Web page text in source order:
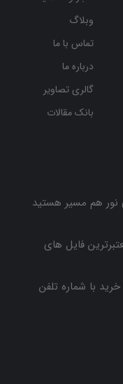
وبلاگ
تماس با ما
درباره ما
گالری تصاویر
بانک مقالات
نور هم مسیر هستید
فایل های
با شماره تلفن